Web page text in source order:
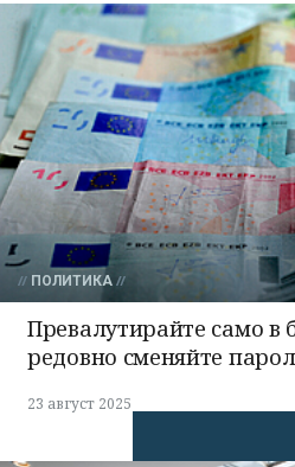
ПОЛИТИКА
Превалутирайте само в
редовно сменяйте
23 август 2025